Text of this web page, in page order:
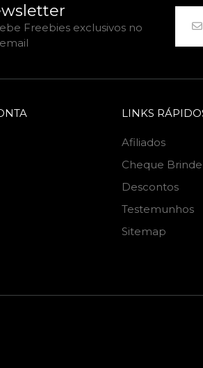
Freebies exclusivos no
LINKS
Afiliados
Cheque Brinde
Descontos
Testemunhos
Sitemap